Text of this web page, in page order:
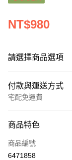
NT$980
請選擇商品選項
付款與運送方式
宅配免運費
信用卡一次付款
超商取貨付款
商品特色
商品編號
6471858